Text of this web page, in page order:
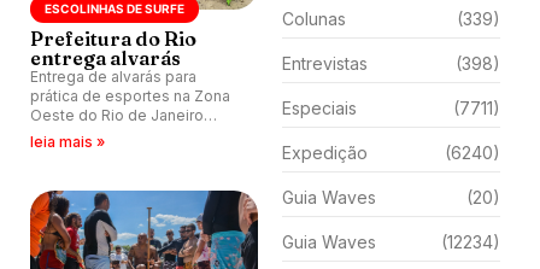
ESCOLINHAS DE SURFE
Prefeitura do Rio
entrega alvarás
Entrega de alvarás para
prática de esportes na Zona
Oeste do Rio de Janeiro
emociona instrutores. “Nunca
leia mais »
Colunas (339)
Entrevistas (398)
Especiais (7711)
Expedição (6240)
Guia Waves (20)
Guia Waves (12234)